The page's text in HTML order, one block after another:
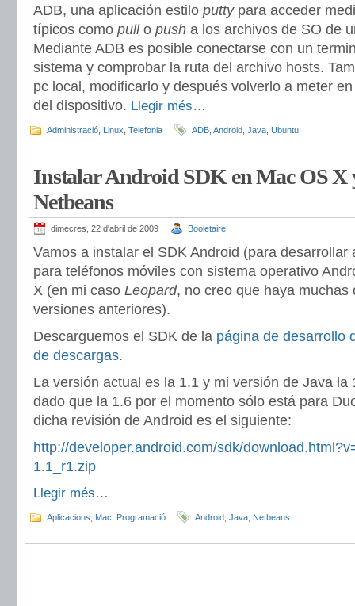
ADB, una aplicación estilo putty para acceder
típicos como pull o push a los archivos de SO de
Mediante ADB es posible conectarse con un
sistema y comprobar la ruta del archivo hosts.
pc local, modificarlo y después volverlo a meter
del dispositivo. Llegir més…
Administració Linux Telefonia ADB Android Java Ubuntu
Instalar Android SDK en Mac OS X
Netbeans
dimecres, 22 d'abril de 2009 Booletaire
Vamos a instalar el SDK Android (para desarrollar
para teléfonos móviles con sistema operativo
X (en mi caso Leopard, no creo que haya muchas
versiones anteriores).
Descarguemos el SDK de la página de desarrollo
de descargas.
La versión actual es la 1.1 y mi versión de Java la
dado que la 1.6 por el momento sólo está para
dicha revisión de Android es el siguiente:
http://developer.android.com/sdk/
1.1_r1.zip
Llegir més…
Aplicacions Mac Programació Android Java Netbeans